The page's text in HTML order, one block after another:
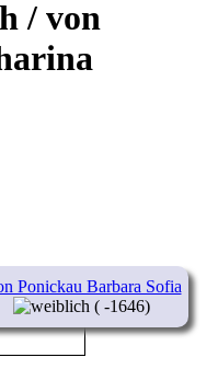
/ von
Ponickau Barbara Sofia
( -1646)